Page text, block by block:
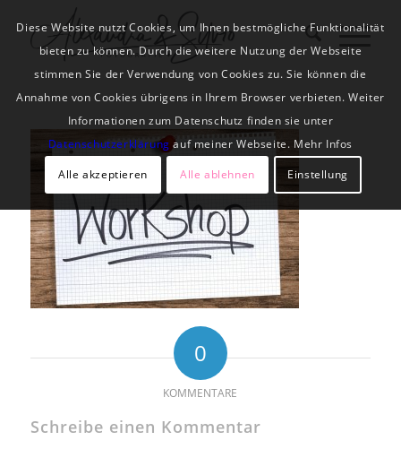
0
KOMMENTARE
Schreibe einen Kommentar
Diese Website nutzt Cookies, um Ihnen bestmögliche Funktionalität
bieten zu können. Durch die weitere Nutzung der Webseite
stimmen Sie der Verwendung von Cookies zu. Sie können die
Annahme von Cookies übrigens in Ihrem Browser verbieten. Weiter
Informationen zum Datenschutz finden sie unter
Datenschutzerklärung auf meiner Webseite. Mehr Infos
Alle akzeptieren Alle ablehnen Einstellung